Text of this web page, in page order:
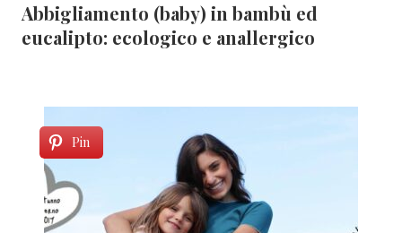
Abbigliamento (baby) in bambù ed
eucalipto: ecologico e anallergico
Pin